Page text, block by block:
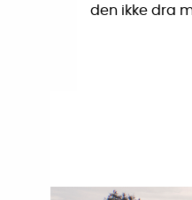
den ikke dra